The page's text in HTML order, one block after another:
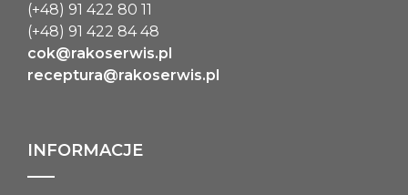
1604 C1
(+48) 91 422 80 11
(+48) 91 422 84 48
cok@rakoserwis.pl
receptura@rakoserwis.pl
INFORMACJE